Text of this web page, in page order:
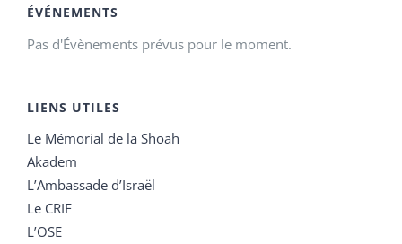
ÉVÉNEMENTS
Pas d'Évènements prévus pour le moment.
LIENS UTILES
Le Mémorial de la Shoah
Akadem
L’Ambassade d’Israël
Le CRIF
L’OSE